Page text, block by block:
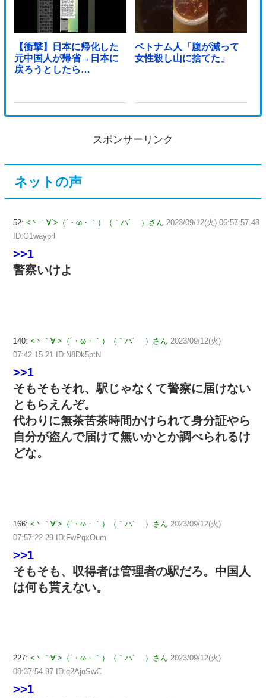
【衝撃】日本に帰化した
元中国人が帰省→日本に
戻ろうとしたら…
ベトナム人「腹が減って
女性殺し山に捨てた」
スポンサーリンク
ネットの声
52: <丶｀∀´>（´・ω・｀）（｀ハ´ ）さん 2023/09/12(火) 06:57:57.48
ID:G1wayprl
>>1
警察いけよ
140: <丶｀∀´>（´・ω・｀）（｀ハ´ ）さん 2023/09/12(火)
07:42:15.21 ID:N8Dk5ptN
>>1
そもそもそれ、駅じゃなくて警察に届けない
ともらえんぞ。
代わりに無茶苦茶時間かけられて身分証やら
自分が盗んで届けて無いかとか調べられるけ
どな。
166: <丶｀∀´>（´・ω・｀）（｀ハ´ ）さん 2023/09/12(火)
07:57:22.29 ID:FwPqxOum
>>1
そもそも、収得者は管理者の駅だろ。中国人
は何も貰えない。
227: <丶｀∀´>（´・ω・｀）（｀ハ´ ）さん 2023/09/12(火)
08:37:54.97 ID:q2AjoSwC
>>1